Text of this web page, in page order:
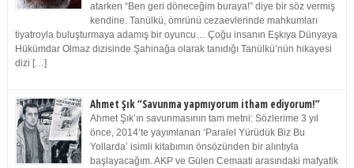
atarken “Ben geri döneceğim buraya!” diye bir söz vermiş
kendine. Tanülkü, ömrünü cezaevlerinde mahkumları
tiyatroyla buluşturmaya adamış bir oyuncu… Çoğu insanın Eşkıya Dünyaya
Hükümdar Olmaz dizisinde Şahinağa olarak tanıdığı Tanülkü’nün hikayesi
dizi […]
Ahmet Şık “Savunma yapmıyorum itham ediyorum!”
Ahmet Şık’ın savunmasının tam metni: Sözlerime 3 yıl
önce, 2014’te yayımlanan ‘Paralel Yürüdük Biz Bu
Yollarda’ isimli kitabımın önsözünden bir alıntıyla
başlayacağım. AKP ve Gülen Cemaati arasındaki mafyatik